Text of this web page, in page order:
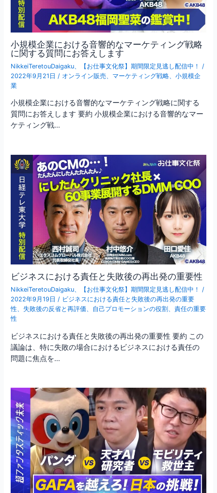
小規模企業における音響的なマーケティング戦略
に関する質問にお答えします
NikkeiTeretouDaigaku 【お仕事文化祭】期間限定見逃し配信中！
/
2022年9月21日 / オンライン販売 マーケティング戦略 、小規模企
業
小規模企業における音響的なマーケティング戦略に関する
質問にお答えします 要約 小規模企業における音響的なマー
ケティング戦…
ビジネスにおける責任と失敗後の再出発の重要性
NikkeiTeretouDaigaku、 【お仕事文化祭】期間限定見逃し配信中！ /
2022年9月19日 / ビジネスにおける責任と失敗後の再出発の重要
性、 失敗後の反省と再評価、 自己プロモーションの役割 、責任の重要
性
ビジネスにおける責任と失敗後の再出発の重要性 要約 この
議論は、特に失敗の場合におけるビジネスにおける責任の
問題に焦点を…